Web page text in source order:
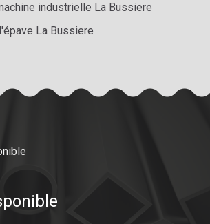
industrielle La Bussiere
La Bussiere